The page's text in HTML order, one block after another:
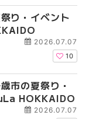
り・イベント
2026.07.07
10
市の夏祭り・
HOKKAIDO
2026.07.07
年夏 札幌市南区
とめ | MouLa
の麻辣湯（マーラ
門店9選！本場の
まで徹底比較 |
年夏 札幌市南区
とめ | MouLa
の麻辣湯（マーラ
門店6選！本場の
まで徹底比較 |